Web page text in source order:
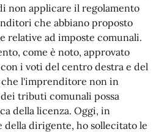
non applicare il regolamento
che abbiano proposto
relative ad imposte comunali.
come è noto, approvato
i voti del centro destra e del
l'imprenditore non in
tributi comunali possa
della licenza. Oggi, in
della dirigente, ho sollecitato le